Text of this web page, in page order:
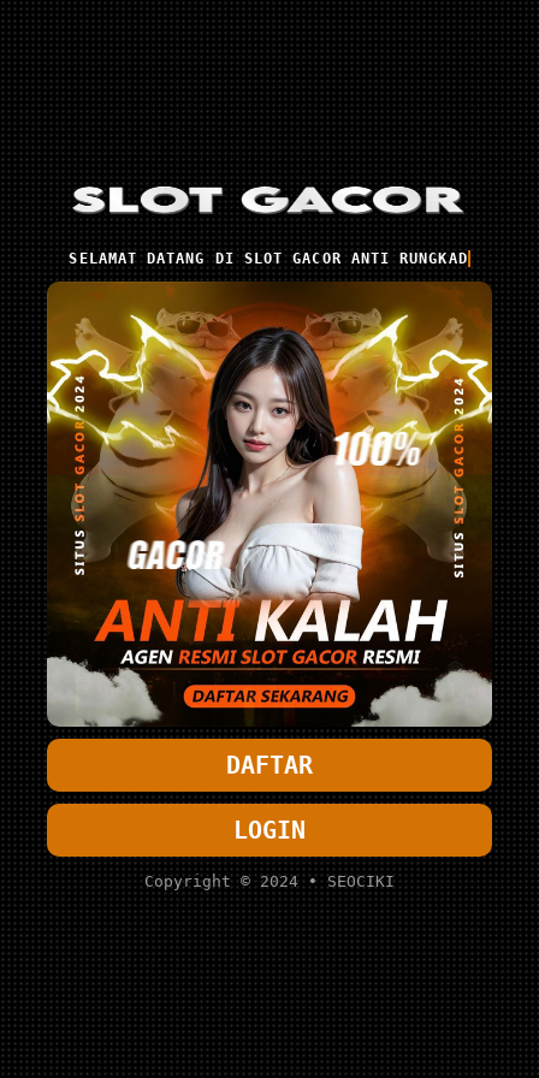
SELAMAT DATANG DI SLOT GACOR ANTI RUNGKAD
DAFTAR
LOGIN
Copyright © 2024 • SEOCIKI